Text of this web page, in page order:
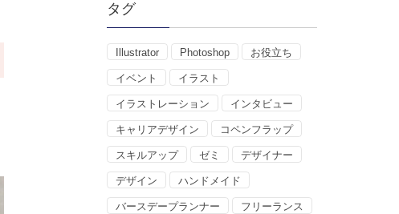
タグ
Illustrator Photoshop お役立ち
イベント イラスト
イラストレーション インタビュー
キャリアデザイン コペンフラップ
スキルアップ ゼミ デザイナー
デザイン ハンドメイド
バースデープランナー フリーランス